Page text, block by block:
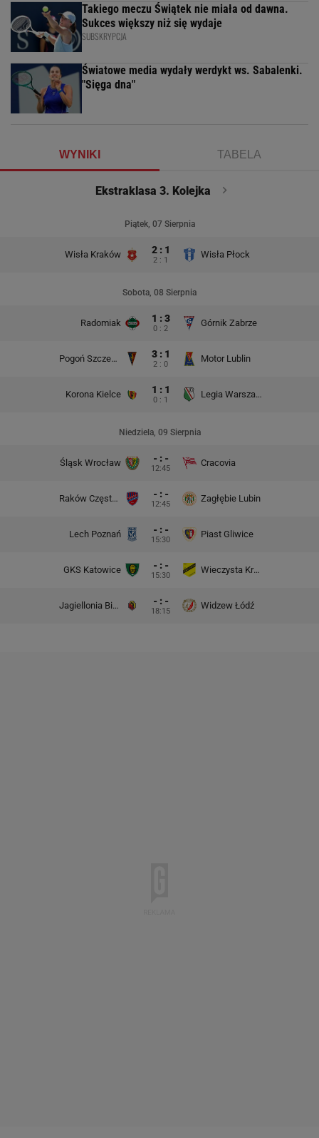
Takiego meczu Świątek nie miała od dawna.
Sukces większy niż się wydaje
SUBSKRYPCJA
Światowe media wydały werdykt ws. Sabalenki.
"Sięga dna"
WYNIKI TABELA
Ekstraklasa 3. Kolejka
Piątek, 07 Sierpnia
Wisła Kraków 2 : 1
2 : 1
Wisła Płock
Sobota, 08 Sierpnia
Radomiak 1 : 3
0 : 2
Górnik Zabrze
Pogoń Szczecin 3 : 1
2 : 0
Motor Lublin
Korona Kielce 1 : 1
0 : 1
Legia Warszawa
Niedziela, 09 Sierpnia
Śląsk Wrocław - : -
12:45
Cracovia
Raków Częstochowa - : -
12:45
Zagłębie Lubin
Lech Poznań - : -
15:30
Piast Gliwice
GKS Katowice - : -
15:30
Wieczysta Kraków
Jagiellonia Białystok - : -
18:15
Widzew Łódź